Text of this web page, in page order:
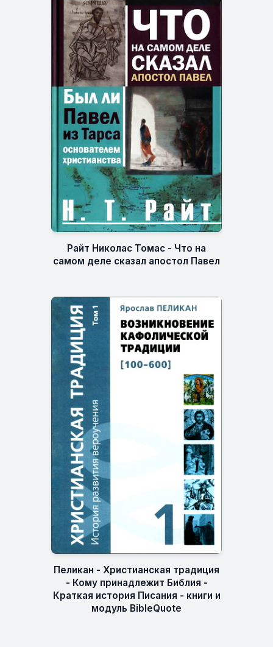
Райт Николас Томас - Что на
самом деле сказал апостол Павел
Пеликан - Христианская традиция
- Кому принадлежит Библия -
Краткая история Писания - книги и
модуль BibleQuote